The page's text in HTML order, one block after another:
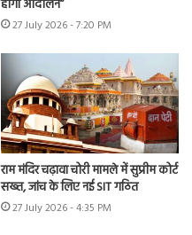
होगा आंदोलन”
27 July 2026 - 7:20 PM
राम मंदिर चढ़ावा चोरी मामले में सुप्रीम कोर्ट
सख्त, जांच के लिए नई SIT गठित
27 July 2026 - 4:35 PM